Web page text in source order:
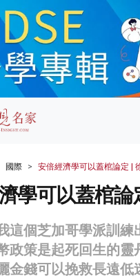
國際 安倍經濟學可以蓋棺論定 |
學可以蓋棺論
這個芝加哥學派訓練
政策是起死回生的靈
金錢可以挽救長遠低